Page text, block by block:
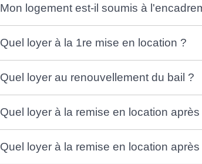
Mon logement est-il soumis à
Quel loyer à la 1re mise en location ?
Quel loyer au renouvellement du bail ?
Quel loyer à la remise en location
Quel loyer à la remise en location